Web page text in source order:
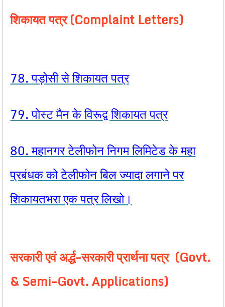
शिकायत पत्र (Complaint Letters)
78. पड़ोसी से शिकायत पत्र
79. पोस्ट मैन के विरूद्व शिकायत पत्र
80. महानगर टेलीफोन निगम लिमिटेड के महा
प्रबंधक को टेलीफोन बिल ज्यादा लगाने पर
शिकायतभरा एक पत्र लिखो।
सरकारी एवं अर्द्ध-सरकारी प्रार्थना पत्र (Govt.
& Semi-Govt. Applications)